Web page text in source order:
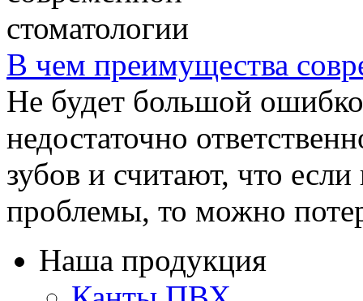
В чем преимущества
Не будет большой
недостаточно
зубов и считают, что
проблемы, то можно
Наша продукция